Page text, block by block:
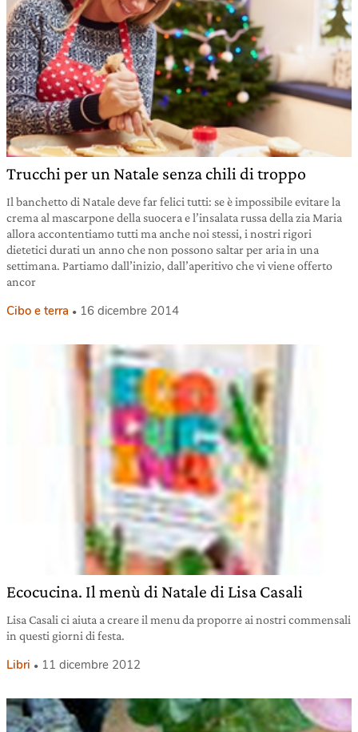
Trucchi per un Natale senza chili di troppo
Il banchetto di Natale deve far felici tutti: se è impossibile evitare la
crema al mascarpone della suocera e l’insalata russa della zia Maria
allora accontentiamo tutti ma anche noi stessi, i nostri rigori
dietetici durati un anno che non possono saltar per aria in una
settimana. Partiamo dall’inizio, dall’aperitivo che vi viene offerto
ancor
Cibo e terra 16 dicembre 2014
Ecocucina. Il menù di Natale di Lisa Casali
Lisa Casali ci aiuta a creare il menu da proporre ai nostri commensali
in questi giorni di festa.
Libri 11 dicembre 2012